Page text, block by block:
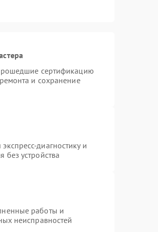
сертификацию
и сохранение
диагностику и
без устройства
работы и
неисправностей